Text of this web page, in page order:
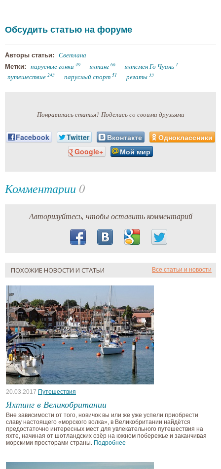
Обсудить статью на форуме
Авторы статьи: Светлана
Метки: парусные гонки 49 яхтинг 66 яхтсмен Го Чуань 1
путешествие 243 парусный спорт 51 регаты 33
Понравилась статья? Поделись со своими друзьями
Facebook Twitter Вконтакте
Одноклассники
Google+
Мой мир
Комментарии 0
Авторизуйтесь, чтобы оставить комментарий
ПОХОЖИЕ НОВОСТИ И СТАТЬИ Все статьи и новости
20.03.2017 Путешествия
Яхтинг в Великобритании
Вне зависимости от того, новичок вы или же уже успели приобрести
славу настоящего «морского волка», в Великобритании найдётся
предостаточно интересных мест для увлекательного путешествия на
яхте, начиная от шотландских озёр на южном побережье и заканчивая
морскими просторами страны. Подробнее